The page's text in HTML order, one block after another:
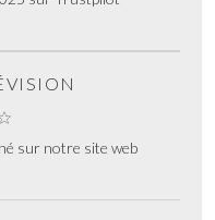
sur notre site web